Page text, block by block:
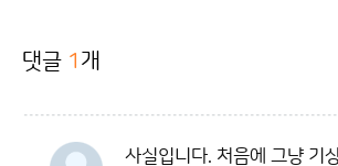
댓글 1 개
사실입니다. 처음에 그냥 기